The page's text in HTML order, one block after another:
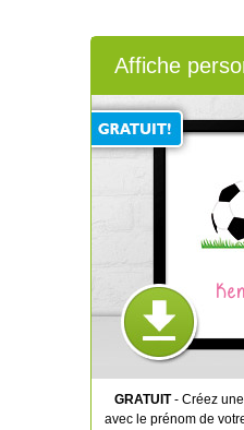
Affiche
GRATUIT- Créez
avec le prénom de